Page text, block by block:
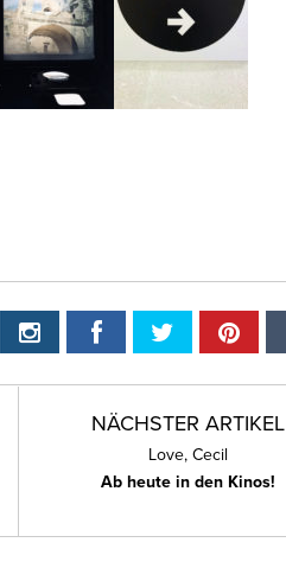
NÄCHSTER ARTIKEL
Love, Cecil
Ab heute in den Kinos!